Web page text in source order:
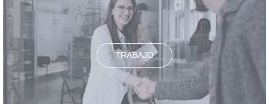
TRABAJO